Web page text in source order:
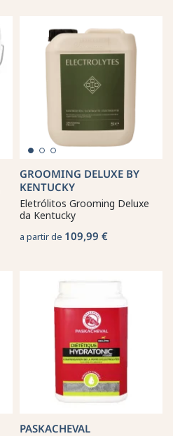
GROOMING DELUXE BY
KENTUCKY
Eletrólitos Grooming Deluxe
da Kentucky
a partir de 109,99 €
PASKACHEVAL